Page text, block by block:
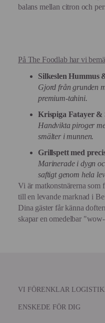
balans mellan citron och
På The Foodlab har vi
Silkeslen Hummus
Gjord från grunden
premium-tahini.
Krispiga Fatayer &
Handvikta piroger
smälter i munnen.
Grillspett med
Marinerade i dygn
saftigt genom hela
Vi är matkonstnärerna som
till en levande marknad i
Dina gäster får känna
skapar en omedelbar
VI FÖRENKLAR
ENSKEDE FÖR DIG